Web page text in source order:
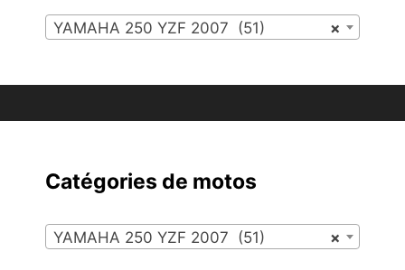
×
YAMAHA 250 YZF 2007 (51)
Catégories de motos
×
YAMAHA 250 YZF 2007 (51)